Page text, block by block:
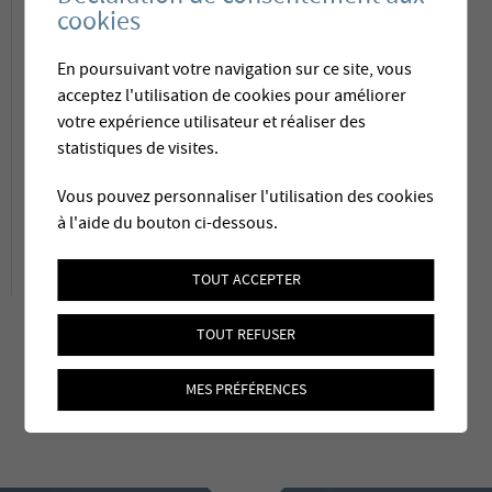
Blatten a réagi rapidement et mandaté
Membratec pour concevoir et construire une
installation de traitement pour l’élimination
de l’arsenic dans l’eau.
Fiche technique
cookies
En poursuivant votre navigation sur ce site, vous
acceptez l'utilisation de cookies pour améliorer
votre expérience utilisateur et réaliser des
statistiques de visites.
Vous pouvez personnaliser l'utilisation des cookies
à l'aide du bouton ci-dessous.
TOUT ACCEPTER
TOUT REFUSER
MES PRÉFÉRENCES